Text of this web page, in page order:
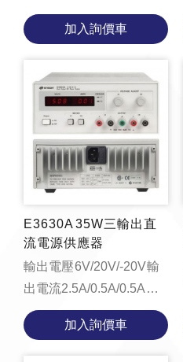
200W * 目前即將停產，推
薦使用 E36231A 取代 *
加入詢價車
E3630A 35W三輸出直
流電源供應器
輸出電壓 6V/20V/-20V 輸
出電流2.5A/0.5A/0.5A 功
率35W function
loadYouTubeVideo() {
const videoContainer =
加入詢價車